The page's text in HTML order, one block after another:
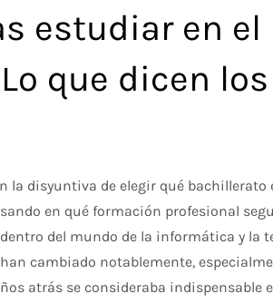
estudiar en
que dicen
la disyuntiva de elegir qué
en qué formación profesional
del mundo de la informática y la
cambiado notablemente,
atrás se consideraba